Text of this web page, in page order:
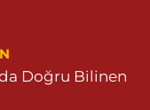
Doğru Bilinen